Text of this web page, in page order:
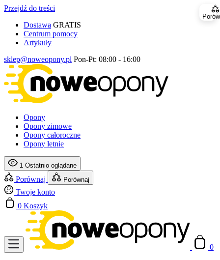
Przejdź do treści
Dostawa GRATIS
Centrum pomocy
Artykuły
sklep@noweopony.pl Pon-Pt: 08:00 - 16:00
Opony
Opony zimowe
Opony całoroczne
Opony letnie
1 Ostatnio oglądane
Porównaj Porównaj
Twoje konto
0 Koszyk
0